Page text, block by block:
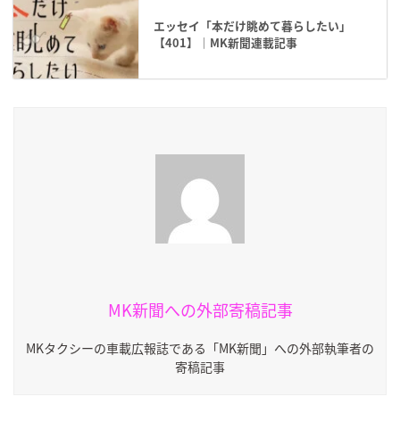
エッセイ「本だけ眺めて暮らしたい」
【401】｜MK新聞連載記事
MK新聞への外部寄稿記事
MKタクシーの車載広報誌である「MK新聞」への外部執筆者の
寄稿記事